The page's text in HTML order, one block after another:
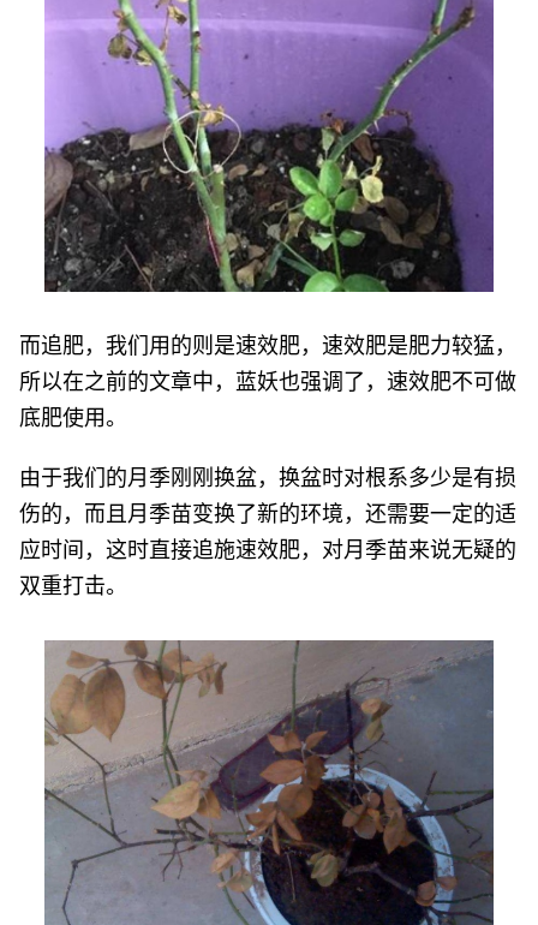
而追肥，我们用的则是速效肥，速效肥是肥力较猛，
所以在之前的文章中，蓝妖也强调了，速效肥不可做
底肥使用。
由于我们的月季刚刚换盆，换盆时对根系多少是有损
伤的，而且月季苗变换了新的环境，还需要一定的适
应时间，这时直接追施速效肥，对月季苗来说无疑的
双重打击。